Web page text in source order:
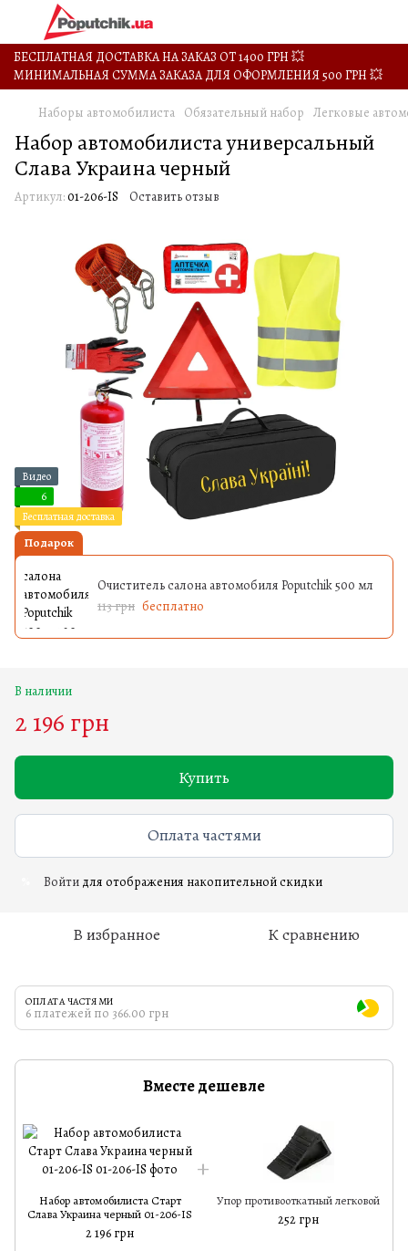
БЕСПЛАТНАЯ ДОСТАВКА НА ЗАКАЗ ОТ 1400 ГРН 💥
МИНИМАЛЬНАЯ СУММА ЗАКАЗА ДЛЯ ОФОРМЛЕНИЯ 500 ГРН 💥
Наборы автомобилиста Обязательный набор Легковые
Набор автомобилиста универсальный
Слава Украина черный
Артикул:01-206-IS Оставить отзыв
Видео
6
Бесплатная доставка
Подарок
Очиститель салона автомобиля Poputchik 500 мл
113 грн бесплатно
В наличии
2 196 грн
Купить
Оплата частями
Войти для отображения накопительной скидки
В избранное К сравнению
ОПЛАТА ЧАСТЯМИ
6 платежей по 366.00 грн
Вместе дешевле
Набор автомобилиста Старт
Слава Украина черный 01-206-IS
2 196 грн
Упор противооткатный легковой
252 грн